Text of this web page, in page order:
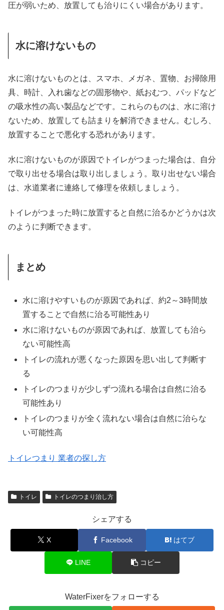
圧が弱いため、放置しても治りにくい場合があります。
水に溶けないもの
水に溶けないものとは、スマホ、メガネ、置物、お掃除用
具、時計、入れ歯などの固形物や、紙おむつ、パッドなど
の吸水性の高い製品などです。これらのものは、水に溶け
ないため、放置しても詰まりを解消できません。むしろ、
放置することで悪化する恐れがあります。
水に溶けないものが原因でトイレがつまった場合は、自分
で取り出せる場合は取り出しましょう。取り出せない場合
は、水道業者に連絡して修理を依頼しましょう 。
トイレがつまった時に放置すると自然に治るかどうかは次
のように判断できます。
まとめ
水に溶けやすいものが原因であれば、約2～3時間放
置することで自然に治る可能性あり
水に溶けないものが原因であれば、放置しても治ら
ない可能性高
トイレの流れが悪くなった原因を思い出して判断す
る
トイレのつまりが少しずつ流れる場合は自然に治る
可能性あり
トイレのつまりが全く流れない場合は自然に治らな
い可能性高
トイレつまり 業者の探し方
トイレ トイレのつまり治し方
シェアする
X Facebook はてブ
LINE コピー
WaterFixerをフォローする